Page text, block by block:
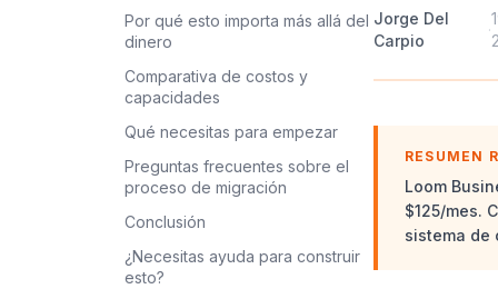
Por qué esto importa más allá del
dinero
Comparativa de costos y
capacidades
Qué necesitas para empezar
Preguntas frecuentes sobre el
proceso de migración
Conclusión
¿Necesitas ayuda para construir
esto?
Jorge Del
Carpio
·
RESUMEN
Loom
$125/mes.
sistema de